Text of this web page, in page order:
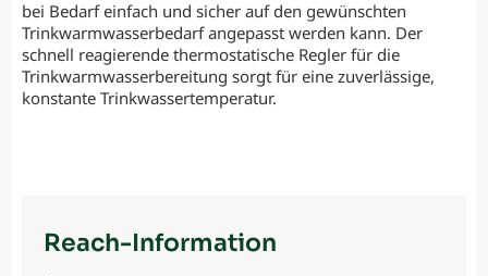
bei Bedarf einfach und sicher auf den gewünschten
Trinkwarmwasserbedarf angepasst werden kann. Der
schnell reagierende thermostatische Regler für die
Trinkwarmwasserbereitung sorgt für eine zuverlässige,
konstante Trinkwassertemperatur.
Reach-Information